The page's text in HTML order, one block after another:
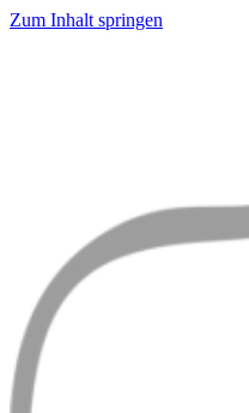
Zum Inhalt springen